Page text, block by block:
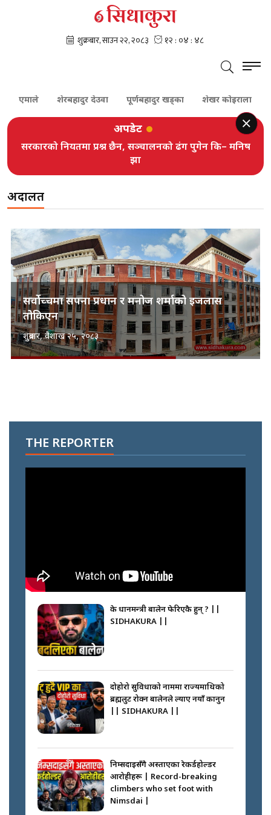
एमाले शेरबहादुर देउवा पूर्णबहादुर खड्का शेखर कोइराला
अपडेट
सरकारको नियतमा प्रश्न छैन, सञ्चालनको ढंग पुगेन कि– मनिष
झा
अदालत
सर्वोच्चमा सपना प्रधान र मनोज शर्माको इजलास
तोकिएन
शुक्रबार, वैशाख २५, २०८३
THE REPORTER
के प्रधानमन्त्री बालेन फेरिएकै हुन् ? ||
SIDHAKURA ||
दोहोरो सुविधाको नाममा राज्यमाथिको
ब्रह्मलुट रोक्न बालेनले ल्याए नयाँ कानुन
|| SIDHAKURA ||
निम्सदाइसँगै अस्ताएका रेकर्डहोल्डर
आरोहीहरू | Record-breaking
climbers who set foot with
Nimsdai |